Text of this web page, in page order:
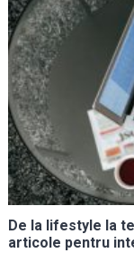
De la lifestyle la
articole pentru